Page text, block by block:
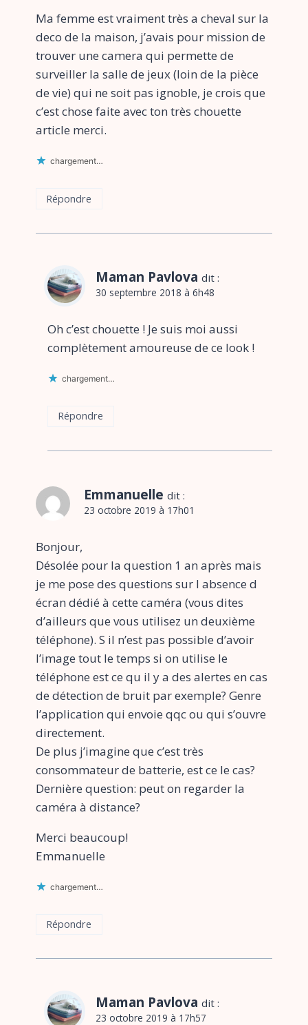
Ma femme est vraiment très a cheval sur la
deco de la maison, j’avais pour mission de
trouver une camera qui permette de
surveiller la salle de jeux (loin de la pièce
de vie) qui ne soit pas ignoble, je crois que
c’est chose faite avec ton très chouette
article merci.
chargement…
Répondre
Maman Pavlova dit :
30 septembre 2018 à 6h48
Oh c’est chouette ! Je suis moi aussi
complètement amoureuse de ce look !
chargement…
Répondre
Emmanuelle dit :
23 octobre 2019 à 17h01
Bonjour,
Désolée pour la question 1 an après mais
je me pose des questions sur l absence d
écran dédié à cette caméra (vous dites
d’ailleurs que vous utilisez un deuxième
téléphone). S il n’est pas possible d’avoir
l’image tout le temps si on utilise le
téléphone est ce qu il y a des alertes en cas
de détection de bruit par exemple? Genre
l’application qui envoie qqc ou qui s’ouvre
directement.
De plus j’imagine que c’est très
consommateur de batterie, est ce le cas?
Dernière question: peut on regarder la
caméra à distance?
Merci beaucoup!
Emmanuelle
chargement…
Répondre
Maman Pavlova dit :
23 octobre 2019 à 17h57